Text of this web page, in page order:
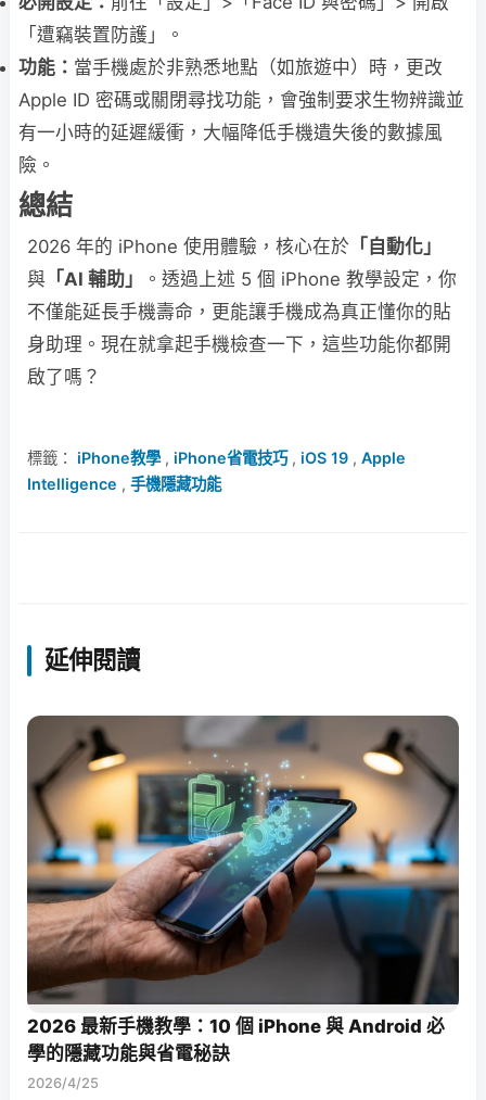
「遭竊裝置防護」。
功能： 當手機處於非熟悉地點（如旅遊中）時，更改
Apple ID 密碼或關閉尋找功能，會強制要求生物辨識並
有一小時的延遲緩衝，大幅降低手機遺失後的數據風
險。
總結
2026 年的 iPhone 使用體驗，核心在於 「自動化」
與 「AI 輔助」
。透過上述 5 個 iPhone 教學設定，你
不僅能延長手機壽命，更能讓手機成為真正懂你的貼
身助理。現在就拿起手機檢查一下，這些功能你都開
啟了嗎？
標籤： iPhone教學, iPhone省電技巧, iOS 19 , Apple
Intelligence , 手機隱藏功能
延伸閱讀
2026 最新手機教學：10 個 iPhone 與 Android 必
學的隱藏功能與省電秘訣
2026/4/25